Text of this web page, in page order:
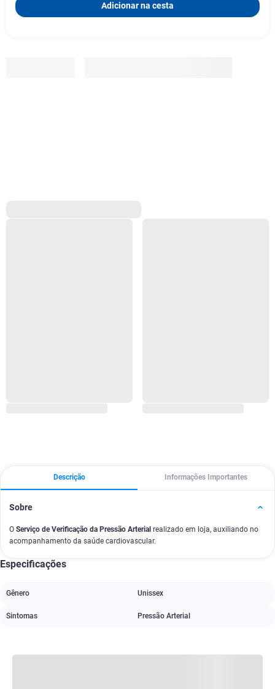
Adicionar na cesta
Descrição Informações Importantes
Sobre
O Serviço de Verificação da Pressão Arterial realizado em loja, auxiliando no
acompanhamento da saúde cardiovascular.
Especificações
Gênero Unissex
Sintomas Pressão Arterial